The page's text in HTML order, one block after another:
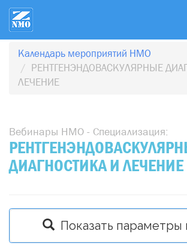
Календарь мероприятий НМО
РЕНТГЕНЭНДОВАСКУЛЯРНЫЕ
ЛЕЧЕНИЕ
Вебинары НМО - Специализация:
ДИАГНОСТИКА И ЛЕЧЕНИЕ
Показать параметры